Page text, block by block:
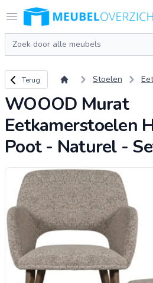
Open menu
Logo Meubeloverzicht.nl
Zoeken
Terug naar overzicht
Terug Stoelen
WOOOD Murat
Eetkamerstoelen
Poot - Naturel -